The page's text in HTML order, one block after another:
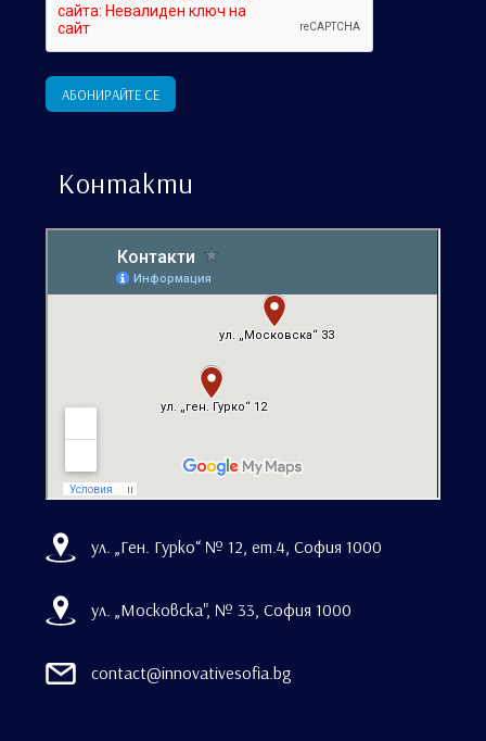
Контакти
ул. „Ген. Гурко“ № 12, ет.4, София 1000
ул. „Московска", № 33, София 1000
contact@innovativesofia.bg